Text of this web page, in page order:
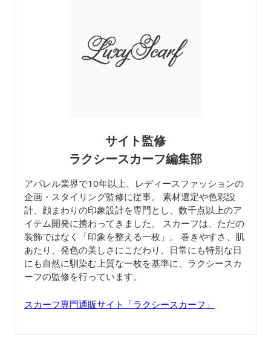
サイト監修
ラクシースカーフ編集部
アパレル業界で10年以上、レディースファッションの
企画・スタイリング監修に従事。 素材選定や色彩設
計、顔まわりの印象設計を専門とし、数千点以上のア
イテム開発に携わってきました。 スカーフは、ただの
装飾ではなく「印象を整える一枚」。 巻きやすさ、肌
あたり、発色の美しさにこだわり、日常にも特別な日
にも自然に馴染む上質な一枚を基準に、ラクシースカ
ーフの監修を行っています。
スカーフ専門通販サイト「ラクシースカーフ」